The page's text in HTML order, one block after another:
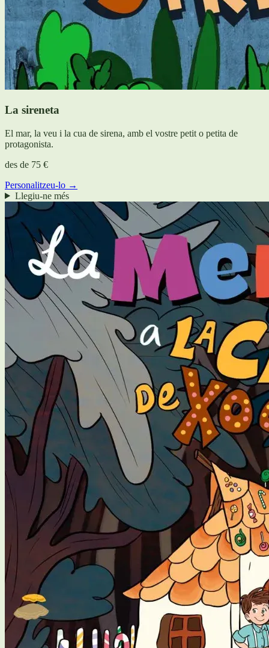
La sireneta
El mar, la veu i la cua de sirena, amb el vostre petit o petita de
protagonista.
des de 75 €
Personalitzeu-lo →
Llegiu-ne més